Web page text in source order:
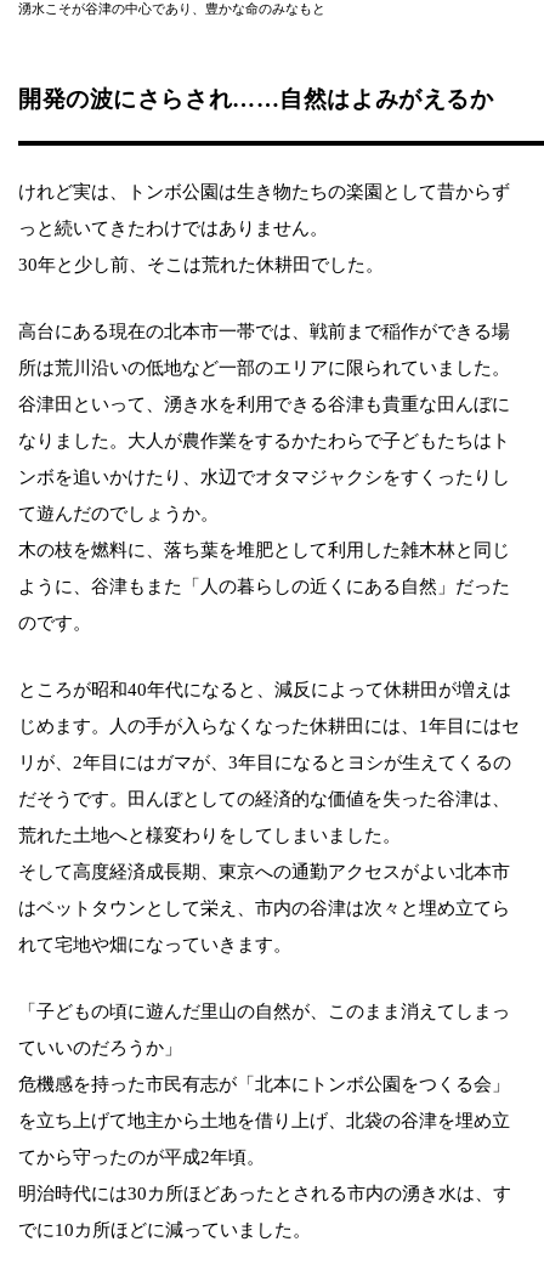
湧水こそが谷津の中心であり、豊かな命のみなもと
開発の波にさらされ……自然はよみがえるか
けれど実は、トンボ公園は生き物たちの楽園として昔からず
っと続いてきたわけではありません。
30年と少し前、そこは荒れた休耕田でした。
高台にある現在の北本市一帯では、戦前まで稲作ができる場
所は荒川沿いの低地など一部のエリアに限られていました。
谷津田といって、湧き水を利用できる谷津も貴重な田んぼに
なりました。大人が農作業をするかたわらで子どもたちはト
ンボを追いかけたり、水辺でオタマジャクシをすくったりし
て遊んだのでしょうか。
木の枝を燃料に、落ち葉を堆肥として利用した雑木林と同じ
ように、谷津もまた「人の暮らしの近くにある自然」だった
のです。
ところが昭和40年代になると、減反によって休耕田が増えは
じめます。人の手が入らなくなった休耕田には、1年目にはセ
リが、2年目にはガマが、3年目になるとヨシが生えてくるの
だそうです。田んぼとしての経済的な価値を失った谷津は、
荒れた土地へと様変わりをしてしまいました。
そして高度経済成長期、東京への通勤アクセスがよい北本市
はベットタウンとして栄え、市内の谷津は次々と埋め立てら
れて宅地や畑になっていきます。
「子どもの頃に遊んだ里山の自然が、このまま消えてしまっ
ていいのだろうか」
危機感を持った市民有志が「北本にトンボ公園をつくる会」
を立ち上げて地主から土地を借り上げ、北袋の谷津を埋め立
てから守ったのが平成2年頃。
明治時代には30カ所ほどあったとされる市内の湧き水は、す
でに10カ所ほどに減っていました。